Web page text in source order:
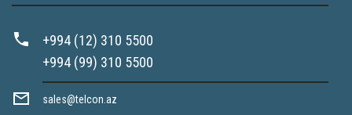
+994 (12) 310 5500
+994 (99) 310 5500
sales@telcon.az